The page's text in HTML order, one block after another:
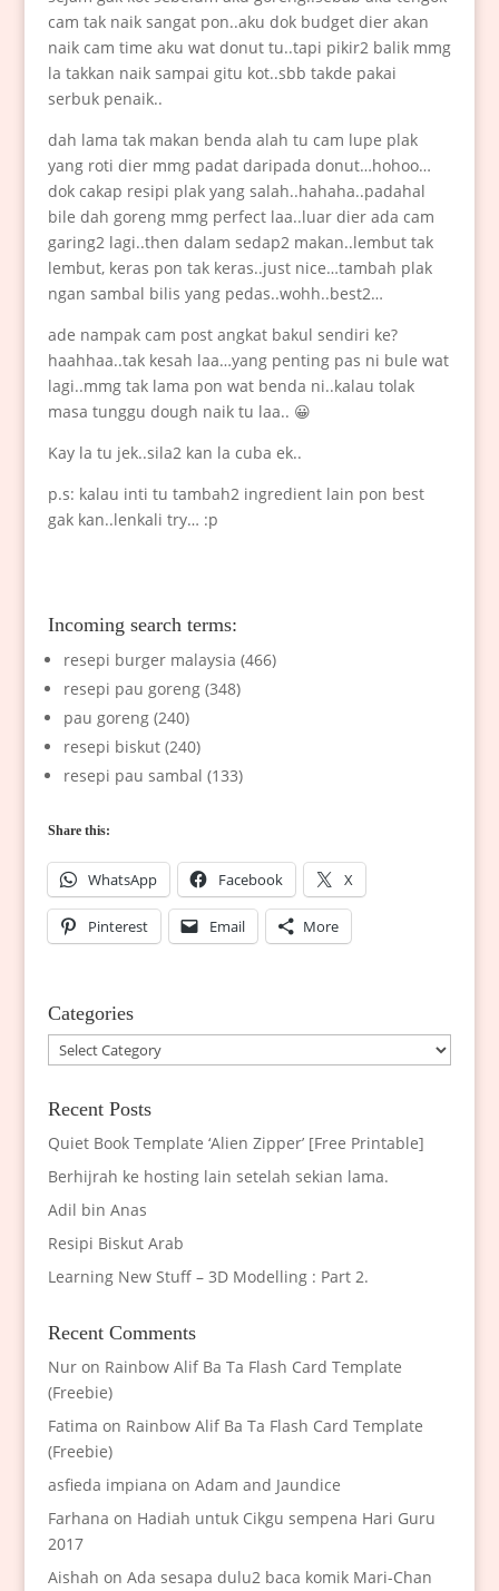
cam tak naik sangat pon..aku dok budget dier akan
naik cam time aku wat donut tu..tapi pikir2 balik mmg
la takkan naik sampai gitu kot..sbb takde pakai
serbuk penaik..
dah lama tak makan benda alah tu cam lupe plak
yang roti dier mmg padat daripada donut…hohoo…
dok cakap resipi plak yang salah..hahaha..padahal
bile dah goreng mmg perfect laa..luar dier ada cam
garing2 lagi..then dalam sedap2 makan..lembut tak
lembut, keras pon tak keras..just nice…tambah plak
ngan sambal bilis yang pedas..wohh..best2…
ade nampak cam post angkat bakul sendiri ke?
haahhaa..tak kesah laa…yang penting pas ni bule wat
lagi..mmg tak lama pon wat benda ni..kalau tolak
masa tunggu dough naik tu laa.. 😀
Kay la tu jek..sila2 kan la cuba ek..
p.s: kalau inti tu tambah2 ingredient lain pon best
gak kan..lenkali try… :p
Incoming search terms:
resepi burger malaysia (466)
resepi pau goreng (348)
pau goreng (240)
resepi biskut (240)
resepi pau sambal (133)
Share this:
WhatsApp Facebook X
Pinterest Email More
Categories
Categories
Recent Posts
Quiet Book Template ‘Alien Zipper’ [Free Printable]
Berhijrah ke hosting lain setelah sekian lama.
Adil bin Anas
Resipi Biskut Arab
Learning New Stuff – 3D Modelling : Part 2.
Recent Comments
Nuron Rainbow Alif Ba Ta Flash Card Template
(Freebie)
Fatima on Rainbow Alif Ba Ta Flash Card Template
(Freebie)
asfieda impiana on Adam and Jaundice
Farhana on Hadiah untuk Cikgu sempena Hari Guru
2017
Aishah on Ada sesapa dulu2 baca komik Mari-Chan